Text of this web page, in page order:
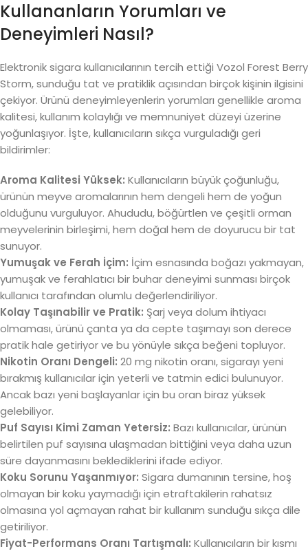
Kullananların Yorumları ve
Deneyimleri Nasıl?
Elektronik sigara kullanıcılarının tercih ettiği Vozol Forest Berry
Storm, sunduğu tat ve pratiklik açısından birçok kişinin ilgisini
çekiyor. Ürünü deneyimleyenlerin yorumları genellikle aroma
kalitesi, kullanım kolaylığı ve memnuniyet düzeyi üzerine
yoğunlaşıyor. İşte, kullanıcıların sıkça vurguladığı geri
bildirimler:
Aroma Kalitesi Yüksek: Kullanıcıların büyük çoğunluğu,
ürünün meyve aromalarının hem dengeli hem de yoğun
olduğunu vurguluyor. Ahududu, böğürtlen ve çeşitli orman
meyvelerinin birleşimi, hem doğal hem de doyurucu bir tat
sunuyor.
Yumuşak ve Ferah İçim: İçim esnasında boğazı yakmayan,
yumuşak ve ferahlatıcı bir buhar deneyimi sunması birçok
kullanıcı tarafından olumlu değerlendiriliyor.
Kolay Taşınabilir ve Pratik: Şarj veya dolum ihtiyacı
olmaması, ürünü çanta ya da cepte taşımayı son derece
pratik hale getiriyor ve bu yönüyle sıkça beğeni topluyor.
Nikotin Oranı Dengeli: 20 mg nikotin oranı, sigarayı yeni
bırakmış kullanıcılar için yeterli ve tatmin edici bulunuyor.
Ancak bazı yeni başlayanlar için bu oran biraz yüksek
gelebiliyor.
Puf Sayısı Kimi Zaman Yetersiz: Bazı kullanıcılar, ürünün
belirtilen puf sayısına ulaşmadan bittiğini veya daha uzun
süre dayanmasını beklediklerini ifade ediyor.
Koku Sorunu Yaşanmıyor: Sigara dumanının tersine, hoş
olmayan bir koku yaymadığı için etraftakilerin rahatsız
olmasına yol açmayan rahat bir kullanım sunduğu sıkça dile
getiriliyor.
Fiyat-Performans Oranı Tartışmalı: Kullanıcıların bir kısmı